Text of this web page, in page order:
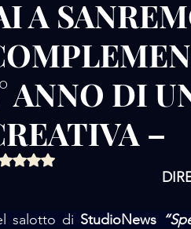
LIFE AMORE/
AMORE / FOOD
A
ANNO DI
–
Valutazione NaN stelle su 5.
salotto di StudioNews